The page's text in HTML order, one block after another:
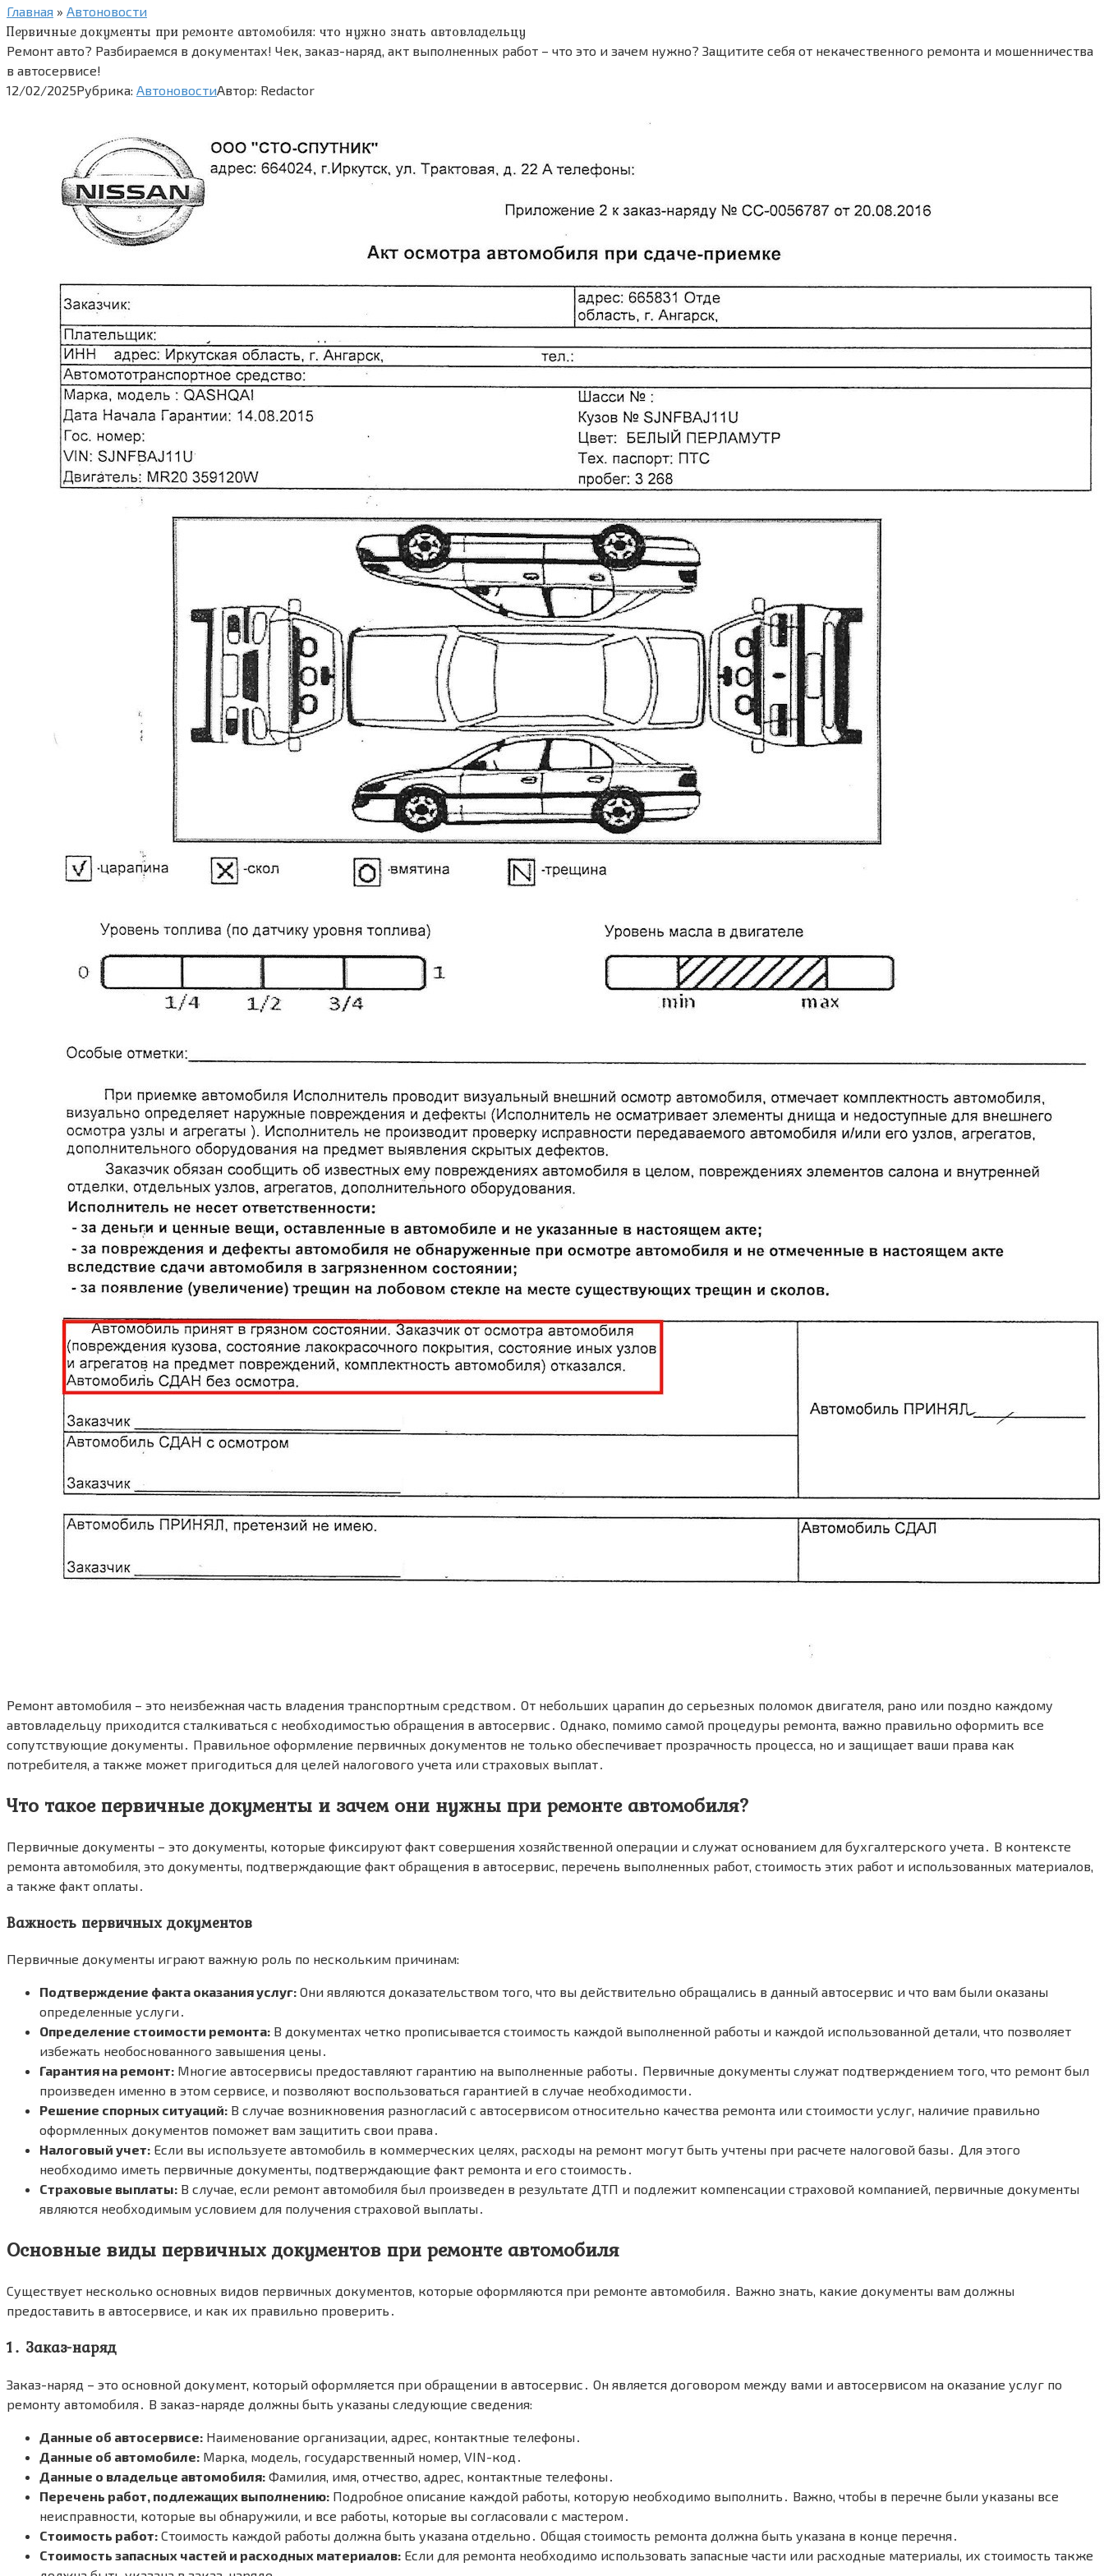
Главная » Автоновости
Первичные документы при ремонте автомобиля: что нужно знать автовладельцу
Ремонт авто? Разбираемся в документах! Чек, заказ-наряд, акт выполненных работ – что это и зачем нужно? Защитите себя от некачественного ремонта и мошенничества
в автосервисе!
12/02/2025Рубрика: АвтоновостиАвтор: Redactor
Ремонт автомобиля – это неизбежная часть владения транспортным средством․ От небольших царапин до серьезных поломок двигателя, рано или поздно каждому
автовладельцу приходится сталкиваться с необходимостью обращения в автосервис․ Однако, помимо самой процедуры ремонта, важно правильно оформить все
сопутствующие документы․ Правильное оформление первичных документов не только обеспечивает прозрачность процесса, но и защищает ваши права как
потребителя, а также может пригодиться для целей налогового учета или страховых выплат․
Что такое первичные документы и зачем они нужны при ремонте автомобиля?
Первичные документы – это документы, которые фиксируют факт совершения хозяйственной операции и служат основанием для бухгалтерского учета․ В контексте
ремонта автомобиля, это документы, подтверждающие факт обращения в автосервис, перечень выполненных работ, стоимость этих работ и использованных материалов,
а также факт оплаты․
Важность первичных документов
Первичные документы играют важную роль по нескольким причинам:
Подтверждение факта оказания услуг: Они являются доказательством того, что вы действительно обращались в данный автосервис и что вам были оказаны
определенные услуги․
Определение стоимости ремонта: В документах четко прописывается стоимость каждой выполненной работы и каждой использованной детали, что позволяет
избежать необоснованного завышения цены․
Гарантия на ремонт: Многие автосервисы предоставляют гарантию на выполненные работы․ Первичные документы служат подтверждением того, что ремонт был
произведен именно в этом сервисе, и позволяют воспользоваться гарантией в случае необходимости․
Решение спорных ситуаций: В случае возникновения разногласий с автосервисом относительно качества ремонта или стоимости услуг, наличие правильно
оформленных документов поможет вам защитить свои права․
Налоговый учет: Если вы используете автомобиль в коммерческих целях, расходы на ремонт могут быть учтены при расчете налоговой базы․ Для этого
необходимо иметь первичные документы, подтверждающие факт ремонта и его стоимость․
Страховые выплаты: В случае, если ремонт автомобиля был произведен в результате ДТП и подлежит компенсации страховой компанией, первичные документы
являются необходимым условием для получения страховой выплаты․
Основные виды первичных документов при ремонте автомобиля
Существует несколько основных видов первичных документов, которые оформляются при ремонте автомобиля․ Важно знать, какие документы вам должны
предоставить в автосервисе, и как их правильно проверить․
1․ Заказ-наряд
Заказ-наряд – это основной документ, который оформляется при обращении в автосервис․ Он является договором между вами и автосервисом на оказание услуг по
ремонту автомобиля․ В заказ-наряде должны быть указаны следующие сведения:
Данные об автосервисе: Наименование организации, адрес, контактные телефоны․
Данные об автомобиле: Марка, модель, государственный номер, VIN-код․
Данные о владельце автомобиля: Фамилия, имя, отчество, адрес, контактные телефоны․
Перечень работ, подлежащих выполнению: Подробное описание каждой работы, которую необходимо выполнить․ Важно, чтобы в перечне были указаны все
неисправности, которые вы обнаружили, и все работы, которые вы согласовали с мастером․
Стоимость работ: Стоимость каждой работы должна быть указана отдельно․ Общая стоимость ремонта должна быть указана в конце перечня․
Стоимость запасных частей и расходных материалов: Если для ремонта необходимо использовать запасные части или расходные материалы, их стоимость также